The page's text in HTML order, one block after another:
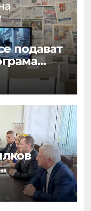
подават
на